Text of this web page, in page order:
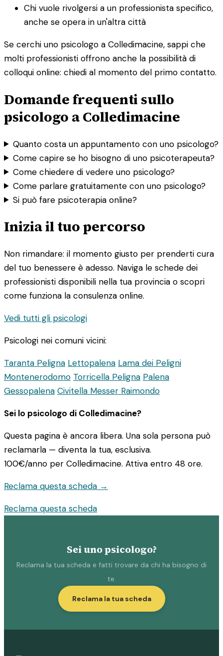
Chi vuole rivolgersi a un professionista specifico,
anche se opera in un'altra città
Se cerchi uno psicologo a Colledimacine, sappi che
molti professionisti offrono anche la possibilità di
colloqui online: chiedi al momento del primo contatto.
Domande frequenti sullo
psicologo a Colledimacine
Quanto costa un appuntamento con uno psicologo?
Come capire se ho bisogno di uno psicoterapeuta?
Come chiedere di vedere uno psicologo?
Come parlare gratuitamente con uno psicologo?
Si può fare psicoterapia online?
Inizia il tuo percorso
Non rimandare: il momento giusto per prenderti cura
del tuo benessere è adesso. Naviga le schede dei
professionisti disponibili nella tua provincia o scopri
come funziona la consulenza online.
Vedi tutti gli psicologi
Psicologi nei comuni vicini:
Taranta Peligna Lettopalena Lama dei Peligni
Montenerodomo Torricella Peligna Palena
Gessopalena Civitella Messer Raimondo
Sei lo psicologo di Colledimacine?
Questa pagina è ancora libera. Una sola persona può
reclamarla — diventa la tua, esclusiva.
100€/anno per Colledimacine. Attiva entro 48 ore.
Reclama questa scheda →
Reclama questa scheda
Sei uno psicologo?
Reclama la tua scheda e fatti trovare da chi ha bisogno di
te.
Reclama la tua scheda